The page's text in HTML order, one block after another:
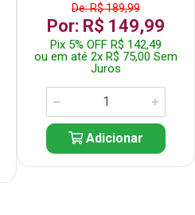
De: R$ 189,99
Por: R$ 149,99
Pix 5% OFF R$ 142,49
ou em até 2x R$ 75,00 Sem
Juros
Adicionar